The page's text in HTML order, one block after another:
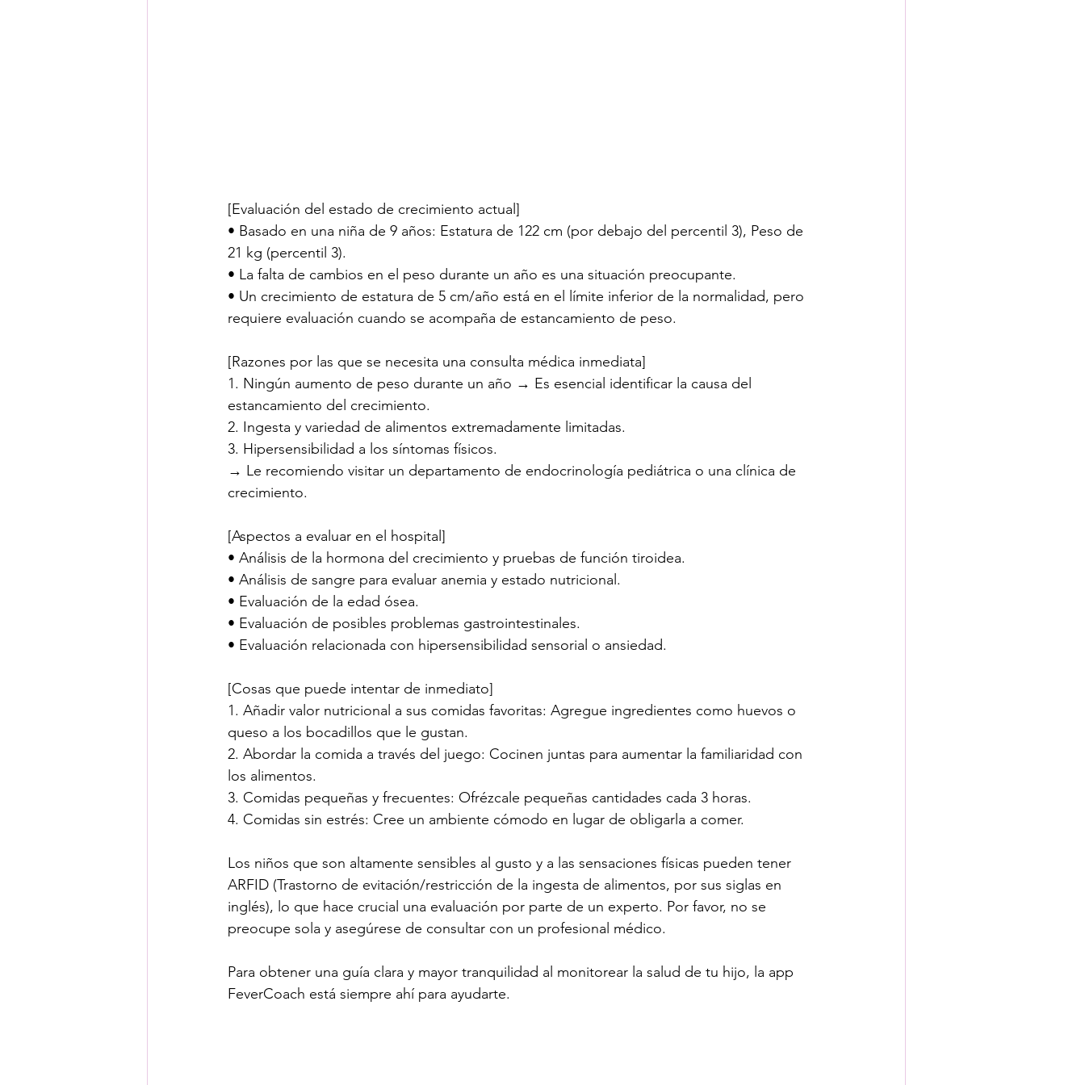
[Evaluación del estado de crecimiento actual]
• Basado en una niña de 9 años: Estatura de 122 cm (por debajo del percentil 3), Peso de
21 kg (percentil 3).
• La falta de cambios en el peso durante un año es una situación preocupante.
• Un crecimiento de estatura de 5 cm/año está en el límite inferior de la normalidad, pero
requiere evaluación cuando se acompaña de estancamiento de peso.
[Razones por las que se necesita una consulta médica inmediata]
1. Ningún aumento de peso durante un año → Es esencial identificar la causa del
estancamiento del crecimiento.
2. Ingesta y variedad de alimentos extremadamente limitadas.
3. Hipersensibilidad a los síntomas físicos.
→ Le recomiendo visitar un departamento de endocrinología pediátrica o una clínica de
crecimiento.
[Aspectos a evaluar en el hospital]
• Análisis de la hormona del crecimiento y pruebas de función tiroidea.
• Análisis de sangre para evaluar anemia y estado nutricional.
• Evaluación de la edad ósea.
• Evaluación de posibles problemas gastrointestinales.
• Evaluación relacionada con hipersensibilidad sensorial o ansiedad.
[Cosas que puede intentar de inmediato]
1. Añadir valor nutricional a sus comidas favoritas: Agregue ingredientes como huevos o
queso a los bocadillos que le gustan.
2. Abordar la comida a través del juego: Cocinen juntas para aumentar la familiaridad con
los alimentos.
3. Comidas pequeñas y frecuentes: Ofrézcale pequeñas cantidades cada 3 horas.
4. Comidas sin estrés: Cree un ambiente cómodo en lugar de obligarla a comer.
Los niños que son altamente sensibles al gusto y a las sensaciones físicas pueden tener
ARFID (Trastorno de evitación/restricción de la ingesta de alimentos, por sus siglas en
inglés), lo que hace crucial una evaluación por parte de un experto. Por favor, no se
preocupe sola y asegúrese de consultar con un profesional médico.
Para obtener una guía clara y mayor tranquilidad al monitorear la salud de tu hijo, la app
FeverCoach está siempre ahí para ayudarte.